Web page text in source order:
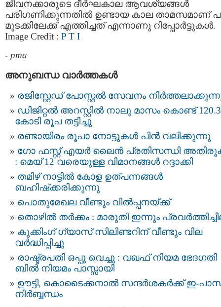
ജീവനക്കാരുടെ ദീർഘകാല ആവശ്യങ്ങൾ
പരിഗണിക്കുന്നതിൽ ഉണ്ടായ കാല താമസമാണ്
മുടക്കിലേക്ക് എത്തിച്ചത് എന്നാണു റിപ്പോർട്ടുകൾ.
Image Credit : P T I
- pma
അനുബന്ധ വാര്‍ത്തകള്‍
രജിസ്റ്റേഡ് പോസ്റ്റല്‍ സേവനം
ഡിജിറ്റല്‍ അറസ്റ്റില്‍ നാലു മാസം കൊണ്ട് 120.3
കോടി രൂപ തട്ടിച്ചു
രണ്ടായിരം രൂപാ നോട്ടുകള്‍ പിന്‍ വലിക്കുന്നു
ഗോ ഫസ്റ്റ് എയർ ലൈൻ പ്രതിസന്ധി
: മെയ് 12 വരെയുള്ള വിമാനങ്ങൾ റദ്ദാക്കി
തമിഴ് നാട്ടിൽ കോള ഉത്പന്നങ്ങൾ
ബഹിഷ്‌ക്കരിക്കുന്നു
പൊതുമേഖല വീണ്ടും വില്‍പ്പനയ്ക്ക്
തൊഴില്‍ തര്‍ക്കം : മാരുതി ഇന്നും
കുക്കിംഗ് ഗ്യാസ് സിലിണ്ടറിന് വീണ്ടും വില
വര്‍ദ്ധിപ്പിച്ചു
രാഷ്ട്രപതി ഒപ്പു വെച്ചു : വഖഫ് നിയമ ഭേദഗതി
ബില്‍ നിയമം പാസ്സായി
ഊട്ടി, കൊടൈക്കനാൽ സന്ദർശകർക്ക് ഇ-
നിര്‍ബ്ബന്ധം